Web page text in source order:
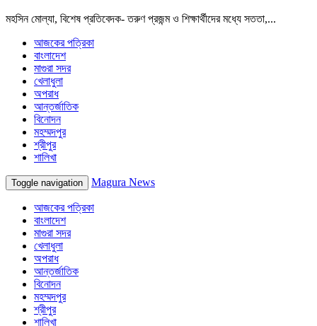
মহসিন মোল্যা, বিশেষ প্রতিবেদক- তরুণ প্রজন্ম ও শিক্ষার্থীদের মধ্যে সততা,...
আজকের পত্রিকা
বাংলাদেশ
মাগুরা সদর
খেলাধুলা
অপরাধ
আন্তর্জাতিক
বিনোদন
মহম্মদপুর
শ্রীপুর
শালিখা
Toggle navigation Magura News
আজকের পত্রিকা
বাংলাদেশ
মাগুরা সদর
খেলাধুলা
অপরাধ
আন্তর্জাতিক
বিনোদন
মহম্মদপুর
শ্রীপুর
শালিখা